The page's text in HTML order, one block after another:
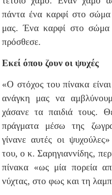
πάντα ένα καρφί στο σώμα
μας. Ένα καρφί στο σώμα
πρόσθεσε.
Εκεί όπου ζουν οι ψυχές
«Ο στόχος του πίνακα
ανάγκη μας να
χάσανε τα παιδιά τους.
πράγματα μέσω της
γίνανε αυτές οι
του, ο κ. Σαρηγιαννίδης,
πίνακα «ως μία πορεία
νύχτας, στο φως και τη